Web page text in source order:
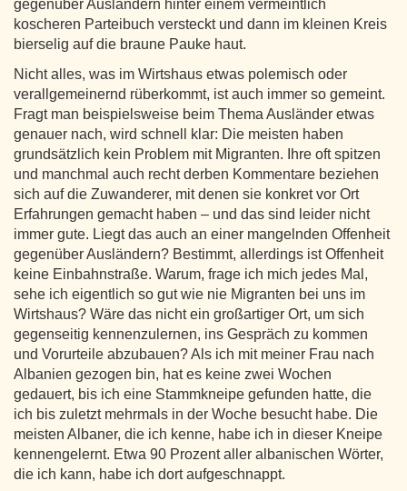
gegenüber Ausländern hinter einem vermeintlich
koscheren Parteibuch versteckt und dann im kleinen Kreis
bierselig auf die braune Pauke haut.
Nicht alles, was im Wirtshaus etwas polemisch oder
verallgemeinernd rüberkommt, ist auch immer so gemeint.
Fragt man beispielsweise beim Thema Ausländer etwas
genauer nach, wird schnell klar: Die meisten haben
grundsätzlich kein Problem mit Migranten. Ihre oft spitzen
und manchmal auch recht derben Kommentare beziehen
sich auf die Zuwanderer, mit denen sie konkret vor Ort
Erfahrungen gemacht haben – und das sind leider nicht
immer gute. Liegt das auch an einer mangelnden Offenheit
gegenüber Ausländern? Bestimmt, allerdings ist Offenheit
keine Einbahnstraße. Warum, frage ich mich jedes Mal,
sehe ich eigentlich so gut wie nie Migranten bei uns im
Wirtshaus? Wäre das nicht ein großartiger Ort, um sich
gegenseitig kennenzulernen, ins Gespräch zu kommen
und Vorurteile abzubauen? Als ich mit meiner Frau nach
Albanien gezogen bin, hat es keine zwei Wochen
gedauert, bis ich eine Stammkneipe gefunden hatte, die
ich bis zuletzt mehrmals in der Woche besucht habe. Die
meisten Albaner, die ich kenne, habe ich in dieser Kneipe
kennengelernt. Etwa 90 Prozent aller albanischen Wörter,
die ich kann, habe ich dort aufgeschnappt.